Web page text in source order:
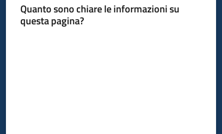
Quanto sono chiare le informazioni su
questa pagina?